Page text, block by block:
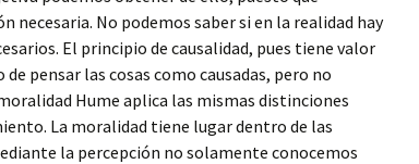
necesaria. No podemos saber si en la realidad hay
El principio de causalidad, pues tiene valor
pensar las cosas como causadas, pero no
Hume aplica las mismas distinciones
La moralidad tiene lugar dentro de las
la percepción no solamente conocemos